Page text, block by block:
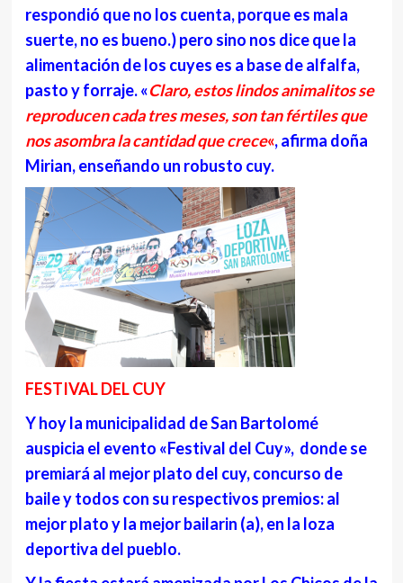
respondió que no los cuenta, porque es mala
suerte, no es bueno.) pero sino nos dice que la
alimentación de los cuyes es a base de alfalfa,
pasto y forraje. «Claro, estos lindos animalitos se
reproducen cada tres meses, son tan fértiles que
nos asombra la cantidad que crece«, afirma doña
Mirian, enseñando un robusto cuy.
FESTIVAL DEL CUY
Y hoy la municipalidad de San Bartolomé
auspicia el evento «Festival del Cuy», donde se
premiará al mejor plato del cuy, concurso de
baile y todos con su respectivos premios: al
mejor plato y la mejor bailarin (a), en la loza
deportiva del pueblo.